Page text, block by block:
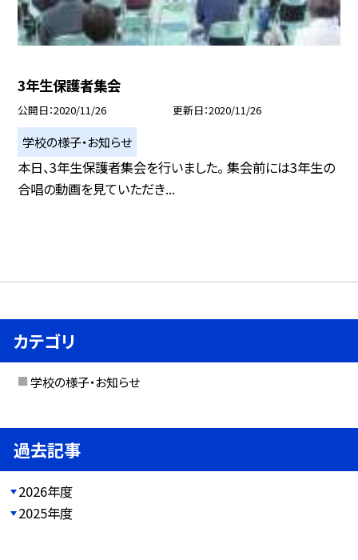
3年生保護者集会
公開日 2020/11/26 更新日 2020/11/26
学校の様子・お知らせ
本日、3年生保護者集会を行いました。 集会前には3年生の
合唱の動画を見ていただき...
カテゴリ
学校の様子・お知らせ
過去記事
2026年度
2025年度